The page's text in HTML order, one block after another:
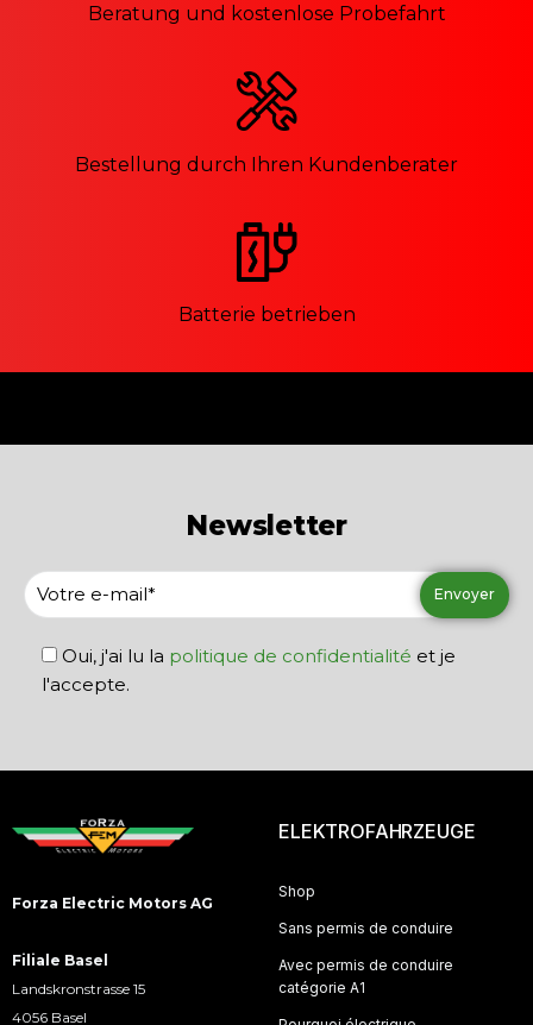
Beratung und kostenlose Probefahrt
Bestellung durch Ihren Kundenberater
Batterie betrieben
Newsletter
Oui, j'ai lu la politique de confidentialité et je
l'accepte.
Forza Electric Motors AG
Filiale Basel
Landskronstrasse 15
4056 Basel
ELEKTROFAHRZEUGE
Shop
Sans permis de conduire
Avec permis de conduire
catégorie A1